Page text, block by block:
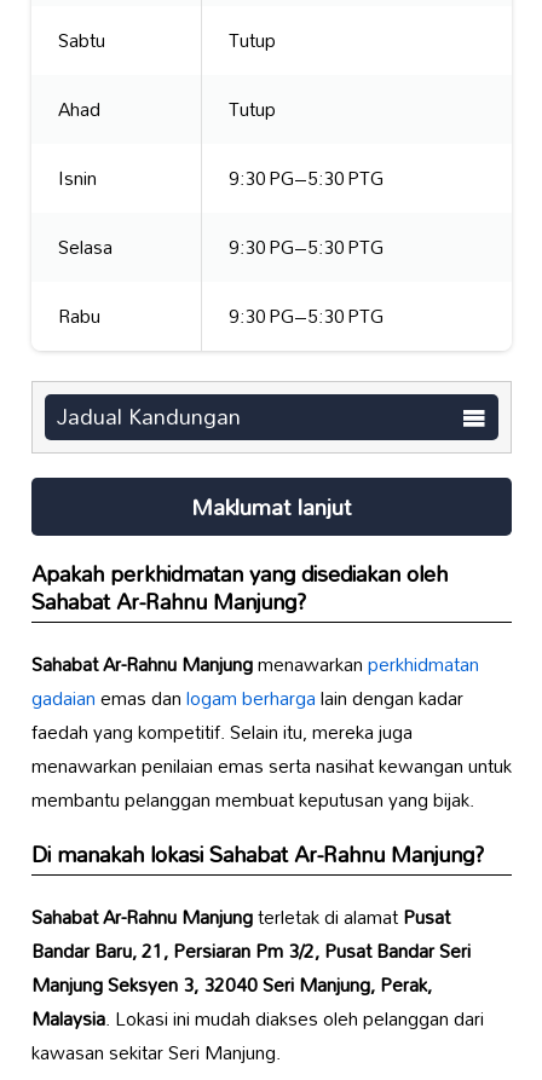
Sabtu
Tutup
Ahad
Tutup
Isnin
9:30 PG–5:30 PTG
Selasa
9:30 PG–5:30 PTG
Rabu
9:30 PG–5:30 PTG
Jadual Kandungan
Maklumat lanjut
Apakah perkhidmatan yang disediakan oleh
Sahabat Ar-Rahnu Manjung?
Sahabat Ar-Rahnu Manjungmenawarkanperkhidmatan
gadaianemas danlogam berhargalain dengan kadar
faedah yang kompetitif. Selain itu, mereka juga
menawarkan penilaian emas serta nasihat kewangan untuk
membantu pelanggan membuat keputusan yang bijak.
Di manakah lokasiSahabat Ar-Rahnu Manjung?
Sahabat Ar-Rahnu Manjungterletak di alamatPusat
Bandar Baru, 21, Persiaran Pm 3/2, Pusat Bandar Seri
Manjung Seksyen 3, 32040 Seri Manjung, Perak,
Malaysia. Lokasi ini mudah diakses oleh pelanggan dari
kawasan sekitar Seri Manjung.